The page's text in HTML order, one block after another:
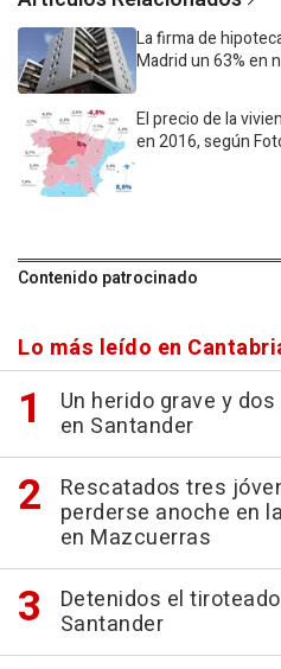
La firma de
Madrid un 63% en
El precio de la
en 2016, según
Contenido patrocinado
Lo más leído en
Un herido grave y
en Santander
Rescatados tres
perderse anoche en
en Mazcuerras
Detenidos el
Santander